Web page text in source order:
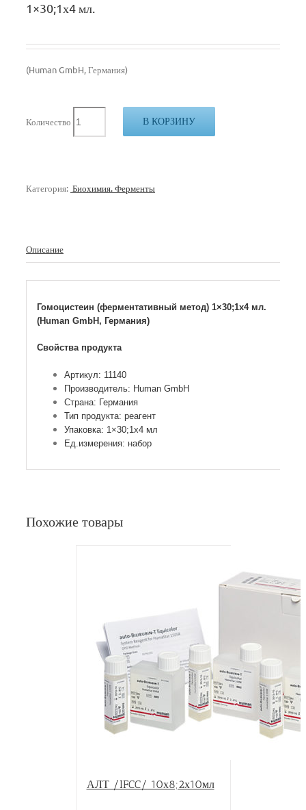
1×30;1х4 мл.
(Human GmbH, Германия)
Количество В КОРЗИНУ
Категория: Биохимия. Ферменты
Описание
Гомоцистеин (ферментативный метод) 1×30;1х4 мл.
(Human GmbH, Германия)
Свойства продукта
Артикул: 11140
Производитель: Human GmbH
Страна: Германия
Тип продукта: реагент
Упаковка: 1×30;1х4 мл
Ед.измерения: набор
Похожие товары
АЛТ /IFCC/ 10х8;2х10мл